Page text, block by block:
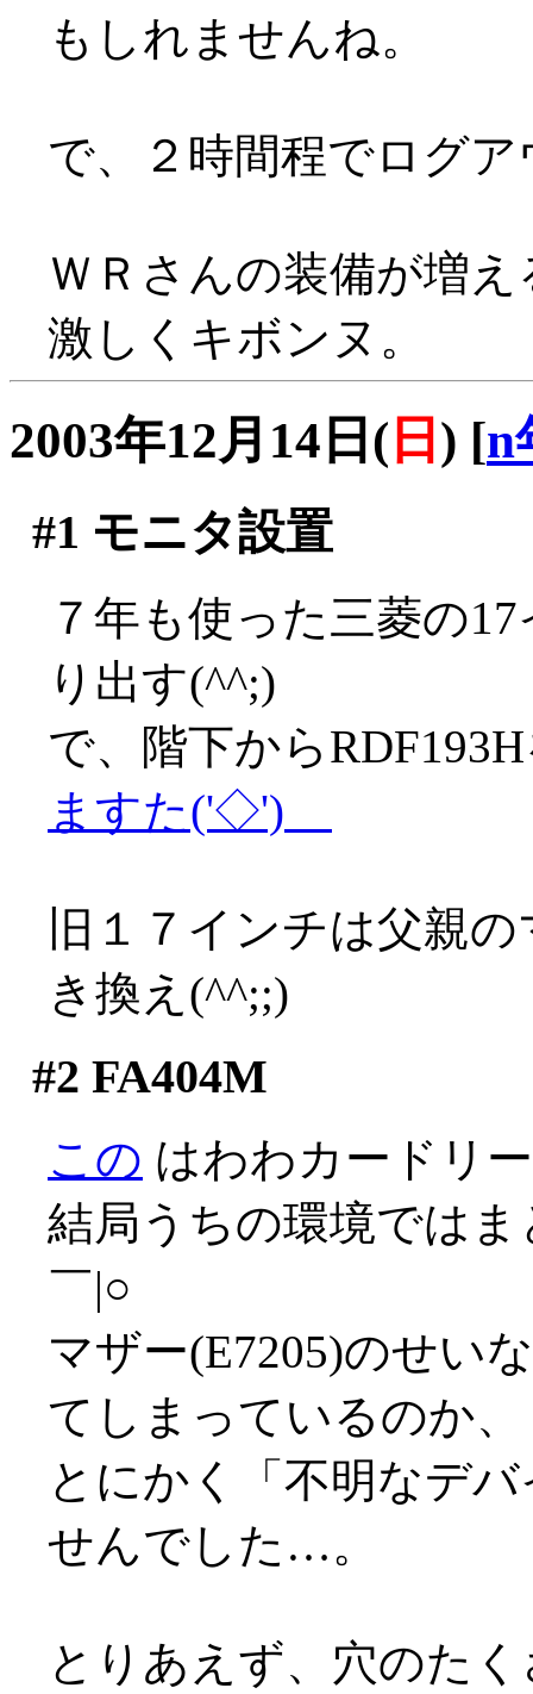
もしれませんね。
で、２時間程でログア
ＷＲさんの装備が増
激しくキボンヌ。
2003年12月14日( 日 ) [n
#1 モニタ設置
７年も使った三菱の
り出す(^^;)
で、階下から
ますた('◇')ゞ
旧１７インチは父親
き換え(^^;;)
#2 FA404M
この はわわカードリ
結局うちの環境では
￣|○
マザー(E7205)のせい
てしまっているのか、
とにかく「不明なデ
せんでした…。
とりあえず、穴のた